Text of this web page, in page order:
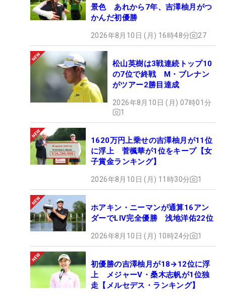
景色 あれから7年、吉澤柚月がつ
かんだ初優勝
2026年8月10日 (月) 16時48分 27
松山英樹は3戦連続トップ10
の7位で終戦 M・ブレナン
がツアー2勝目達成
2026年8月10日 (月) 07時01分
1
1620万円上乗せの吉澤柚月が11位
に浮上 菅楓華が1位をキープ【女
子賞金ランキング】
2026年8月10日 (月) 11時30分 1
ホアキン・ニーマンが通算16アン
ダーでLIV完全優勝 浅地洋佑22位
2026年8月10日 (月) 10時24分 1
初優勝の吉澤柚月が18→12位に浮
上 メジャーV・桑木志帆が1位独
走【メルセデス・ランキング】